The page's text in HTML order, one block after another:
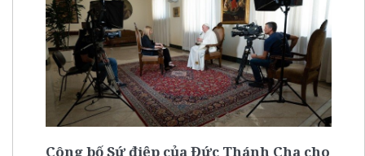
Công bố Sứ điệp của Đức Thánh Cha cho